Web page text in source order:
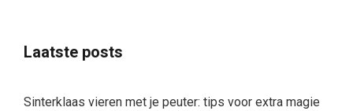
Laatste posts
Sinterklaas vieren met je peuter: tips voor extra magie